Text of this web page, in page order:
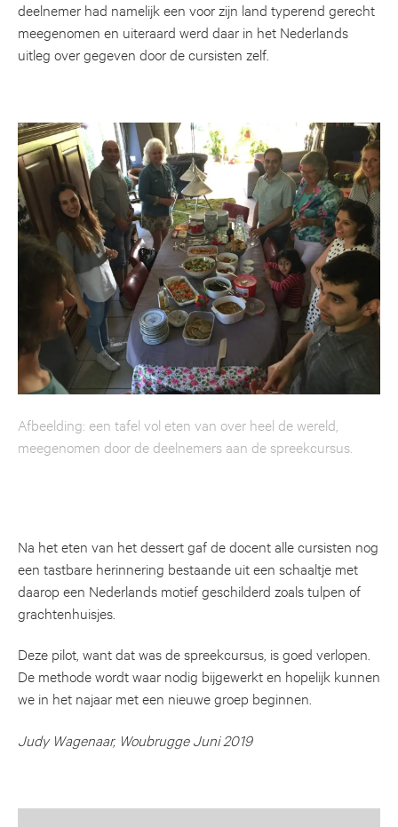
deelnemer had namelijk een voor zijn land typerend gerecht
meegenomen en uiteraard werd daar in het Nederlands
uitleg over gegeven door de cursisten zelf.
Afbeelding: een tafel vol eten van over heel de wereld,
meegenomen door de deelnemers aan de spreekcursus.
Na het eten van het dessert gaf de docent alle cursisten nog
een tastbare herinnering bestaande uit een schaaltje met
daarop een Nederlands motief geschilderd zoals tulpen of
grachtenhuisjes.
Deze pilot, want dat was de spreekcursus, is goed verlopen.
De methode wordt waar nodig bijgewerkt en hopelijk kunnen
we in het najaar met een nieuwe groep beginnen.
Judy Wagenaar, Woubrugge Juni 2019